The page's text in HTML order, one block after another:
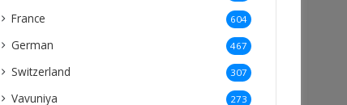
France 604
German 467
Switzerland 307
Vavuniya 273